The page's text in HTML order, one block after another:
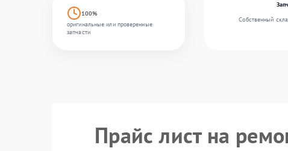
100%
оригинальные или проверенные
запчасти
Собственный
Прайс лист на